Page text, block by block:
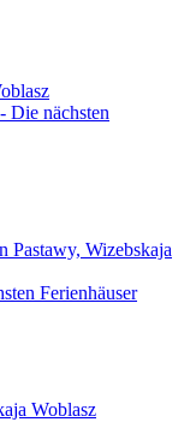
Pastawy, Wizebskaja
Woblasz